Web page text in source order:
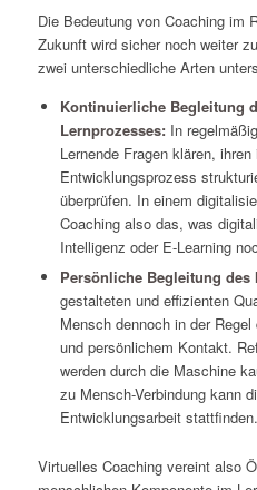
Die Bedeutung von Coaching im
Zukunft wird sicher noch weiter
zwei unterschiedliche Arten
Kontinuierliche Begleitung
Lernprozesses:In
Lernende Fragen klären,
Entwicklungsprozess
überprüfen. In einem
Coaching also das, was
Intelligenz oder E-Learning
Persönliche Begleitung des
gestalteten und effizienten
Mensch dennoch in der
und persönlichem Kontakt.
werden durch die Maschine
zu Mensch-Verbindung kann
Entwicklungsarbeit stattfinden.
Virtuelles Coaching vereint also